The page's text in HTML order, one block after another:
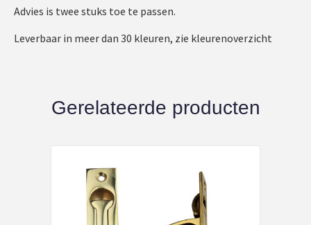
Advies is twee stuks toe te passen.
Leverbaar in meer dan 30 kleuren, zie kleurenoverzicht
Gerelateerde producten